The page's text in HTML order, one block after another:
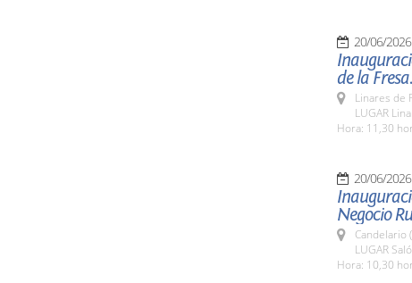
20/06/2026
de la Fresa.
Linares de
LUGAR
Hora: 11,30
20/06/2026
Negocio
Candelario
LUGAR
Hora: 10,30